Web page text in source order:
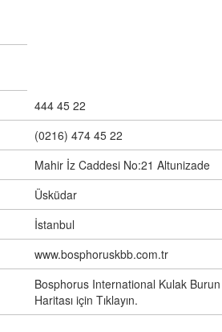
444 45 22
(0216) 474 45 22
Mahir İz Caddesi No:21 Altunizade
Üsküdar
İstanbul
www.bosphoruskbb.com.tr
Bosphorus International Kulak
Haritası için Tıklayın.